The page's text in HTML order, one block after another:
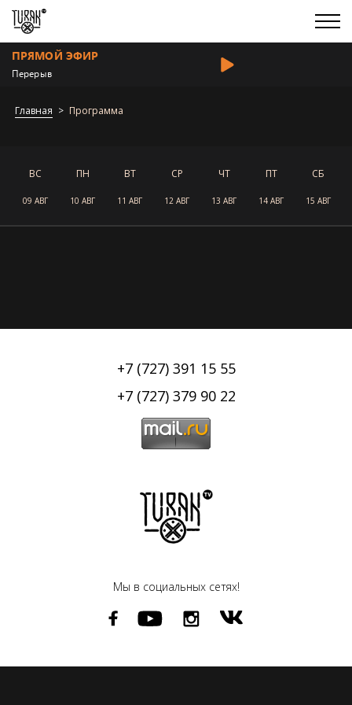
ПРЯМОЙ ЭФИР
Перерыв
Главная Программа
ВС
09 АВГ
ПН
10 АВГ
ВТ
11 АВГ
СР
12 АВГ
ЧТ
13 АВГ
ПТ
14 АВГ
СБ
15 АВГ
Мы в социальных сетях!
+7 (727) 391 15 55
+7 (727) 379 90 22